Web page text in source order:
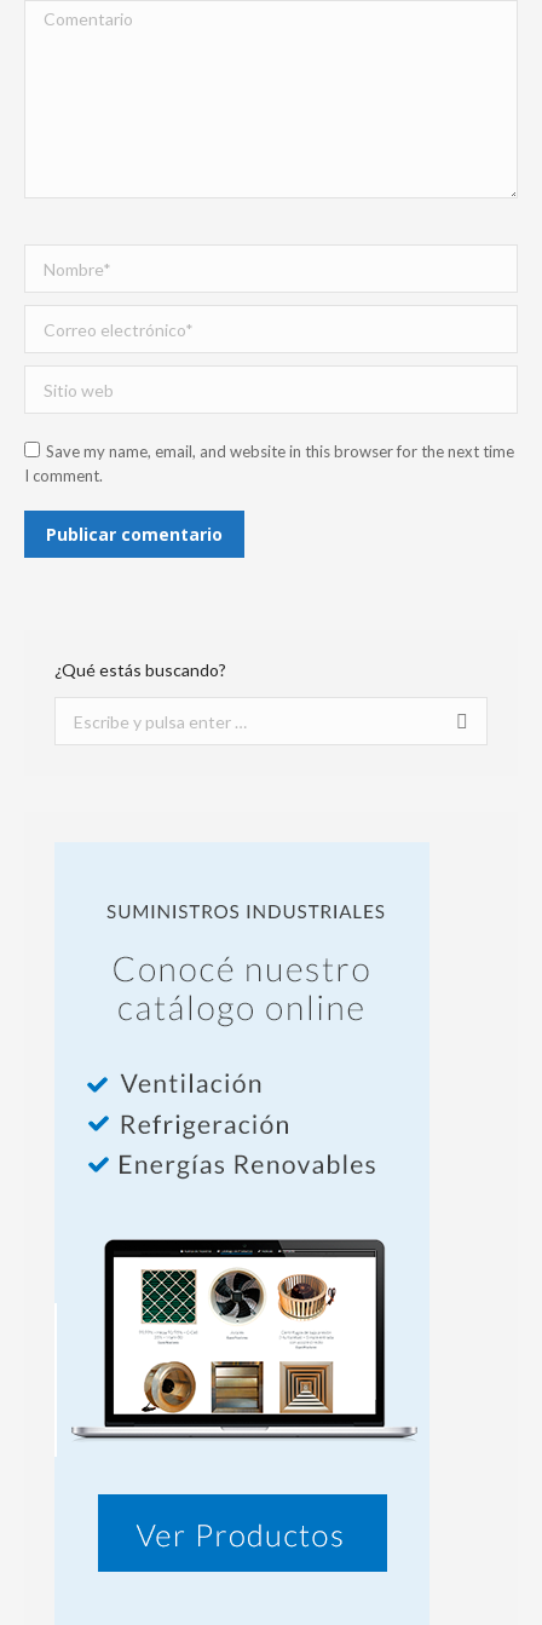
Comentario
Save my name, email, and website in this browser for the next time
I comment.
Publicar comentario
¿Qué estás buscando?